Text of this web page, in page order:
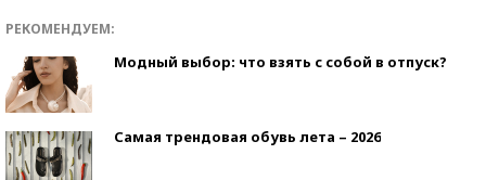
РЕКОМЕНДУЕМ:
Модный выбор: что взять с собой в отпуск?
Самая трендовая обувь лета – 2026